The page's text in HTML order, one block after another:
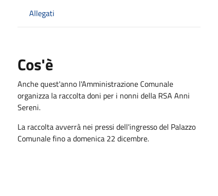
Allegati
Cos'è
Anche quest'anno l'Amministrazione Comunale
organizza la raccolta doni per i nonni della RSA Anni
Sereni.
La raccolta avverrà nei pressi dell'ingresso del Palazzo
Comunale fino a domenica 22 dicembre.